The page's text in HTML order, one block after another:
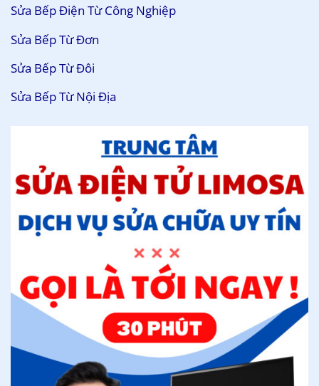
Sửa Bếp Điện Từ Công Nghiệp
Sửa Bếp Từ Đơn
Sửa Bếp Từ Đôi
Sửa Bếp Từ Nội Địa